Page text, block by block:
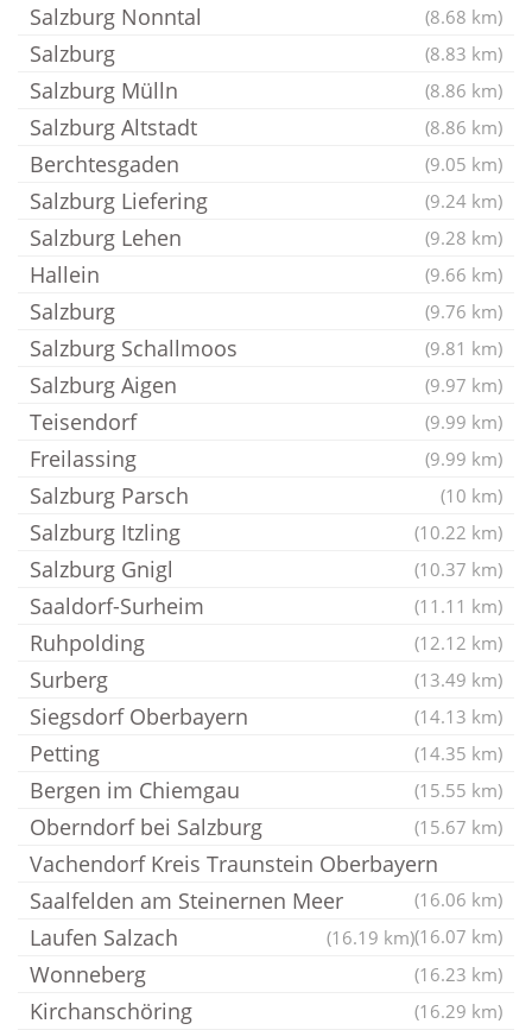
Salzburg Nonntal (8.68 km)
Salzburg (8.83 km)
Salzburg Mülln (8.86 km)
Salzburg Altstadt (8.86 km)
Berchtesgaden (9.05 km)
Salzburg Liefering (9.24 km)
Salzburg Lehen (9.28 km)
Hallein (9.66 km)
Salzburg (9.76 km)
Salzburg Schallmoos (9.81 km)
Salzburg Aigen (9.97 km)
Teisendorf (9.99 km)
Freilassing (9.99 km)
Salzburg Parsch (10 km)
Salzburg Itzling (10.22 km)
Salzburg Gnigl (10.37 km)
Saaldorf-Surheim (11.11 km)
Ruhpolding (12.12 km)
Surberg (13.49 km)
Siegsdorf Oberbayern (14.13 km)
Petting (14.35 km)
Bergen im Chiemgau (15.55 km)
Oberndorf bei Salzburg (15.67 km)
Vachendorf Kreis Traunstein Oberbayern
(16.06 km)
Saalfelden am Steinernen Meer
(16.07 km)
Laufen Salzach (16.19 km)
Wonneberg (16.23 km)
Kirchanschöring (16.29 km)